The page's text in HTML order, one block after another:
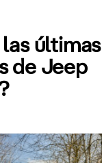
últimas
de Jeep